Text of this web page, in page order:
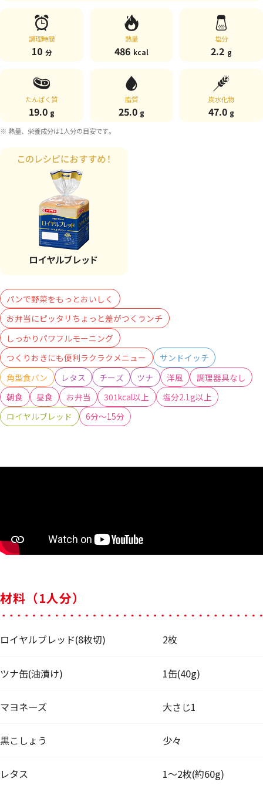
調理時間
10 分
熱量
486 kcal
塩分
2.2 g
たんぱく質
19.0 g
脂質
25.0 g
炭水化物
47.0 g
※ 熱量、栄養成分は1人分の目安です。
パンで野菜をもっとおいしく
お弁当にピッタリちょっと差がつくランチ
しっかりパワフルモーニング
つくりおきにも便利ラクラクメニュー
サンドイッチ
角型食パン
レタス チーズ ツナ 洋風
調理器具なし
朝食
昼食 お弁当 301kcal以上
塩分2.1g以上
ロイヤルブレッド
6分～15分
材料（1人分）
ロイヤルブレッド(8枚切) 2枚
ツナ缶(油漬け) 1缶(40g)
マヨネーズ 大さじ1
黒こしょう 少々
レタス 1～2枚(約60g)